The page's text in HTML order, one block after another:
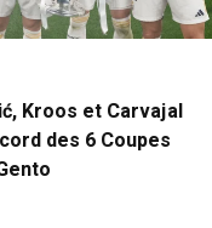
Kroos et Carvajal
des 6 Coupes